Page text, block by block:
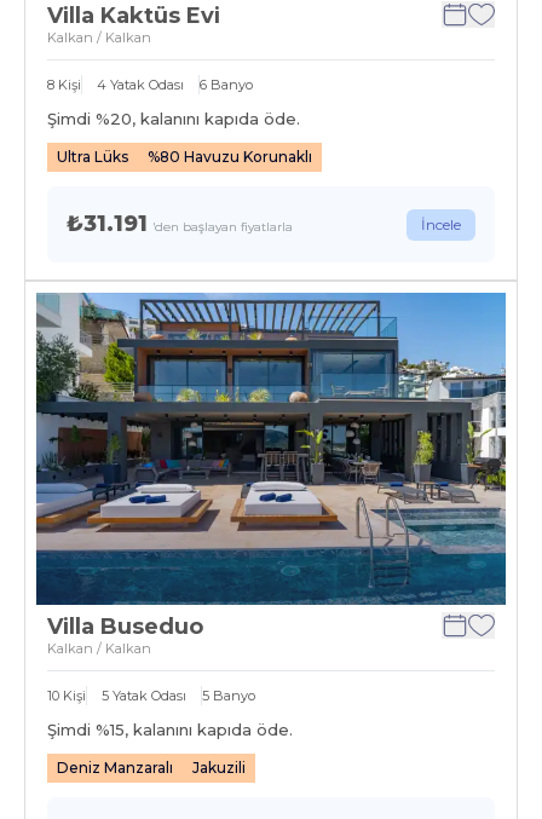
Villa Kaktüs Evi
Kalkan / Kalkan
8 Kişi 4 Yatak Odası 6 Banyo
Şimdi %20, kalanını kapıda öde.
Ultra Lüks %80 Havuzu Korunaklı
₺31.191 'den başlayan fiyatlarla İncele
Villa Buseduo
Kalkan / Kalkan
10 Kişi 5 Yatak Odası 5 Banyo
Şimdi %15, kalanını kapıda öde.
Deniz Manzaralı Jakuzili